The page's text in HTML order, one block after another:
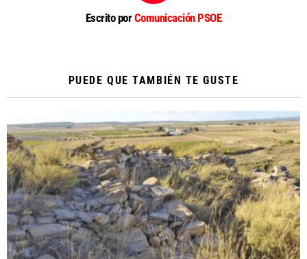
Escrito porComunicación PSOE
PUEDE QUE TAMBIÉN TE GUSTE